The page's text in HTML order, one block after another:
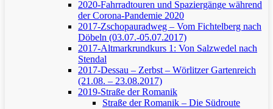
2020-Fahrradtouren und Spaziergänge während
der Corona-Pandemie 2020
2017-Zschopauradweg – Vom Fichtelberg nach
Döbeln (03.07.-05.07.2017)
2017-Altmarkrundkurs 1: Von Salzwedel nach
Stendal
2017-Dessau – Zerbst – Wörlitzer Gartenreich
(21.08. – 23.08.2017)
2019-Straße der Romanik
Straße der Romanik – Die Südroute